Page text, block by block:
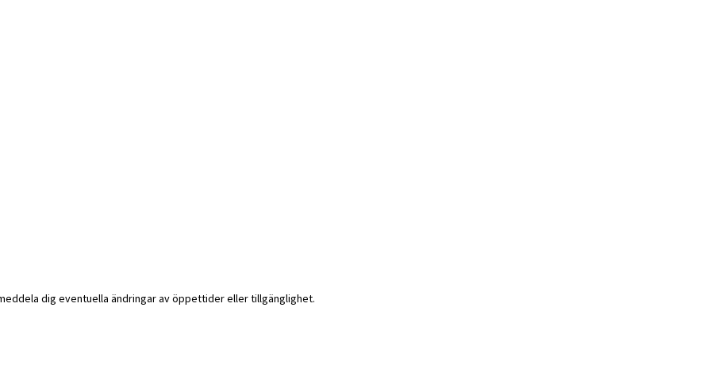
dig eventuella ändringar av öppettider eller tillgänglighet.